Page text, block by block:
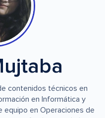
contenidos técnicos en
en Informática y
equipo en Operaciones de